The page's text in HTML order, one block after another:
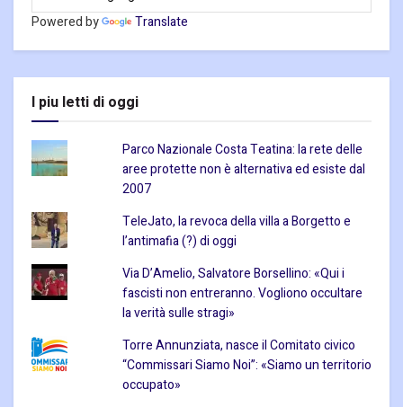
Powered by Translate
I piu letti di oggi
Parco Nazionale Costa Teatina: la rete delle
aree protette non è alternativa ed esiste dal
2007
TeleJato, la revoca della villa a Borgetto e
l’antimafia (?) di oggi
Via D’Amelio, Salvatore Borsellino: «Qui i
fascisti non entreranno. Vogliono occultare
la verità sulle stragi»
Torre Annunziata, nasce il Comitato civico
“Commissari Siamo Noi”: «Siamo un territorio
occupato»